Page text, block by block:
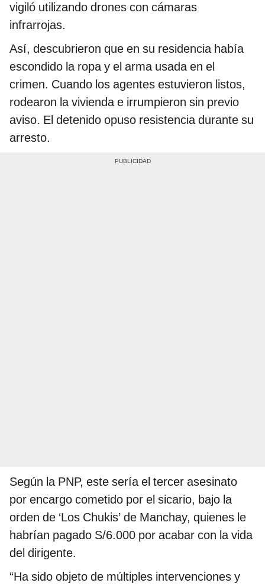
vigiló utilizando drones con cámaras
infrarrojas.
Así, descubrieron que en su residencia había
escondido la ropa y el arma usada en el
crimen. Cuando los agentes estuvieron listos,
rodearon la vivienda e irrumpieron sin previo
aviso. El detenido opuso resistencia durante su
arresto.
Según la PNP, este sería el tercer asesinato
por encargo cometido por el sicario, bajo la
orden de ‘Los Chukis’ de Manchay, quienes le
habrían pagado S/6.000 por acabar con la vida
del dirigente.
“Ha sido objeto de múltiples intervenciones y